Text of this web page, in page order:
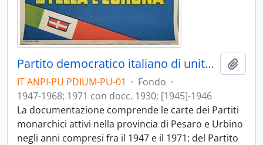
Partito democratico italiano di unità monarchica - PDIUM
IT ANPI-PU PDIUM-PU-01 · Fondo ·
1947-1968; 1971 con docc. 1930; [1945]-1946
La documentazione comprende le carte dei Partiti
monarchici attivi nella provincia di Pesaro e Urbino
negli anni compresi fra il 1947 e il 1971: del Partito